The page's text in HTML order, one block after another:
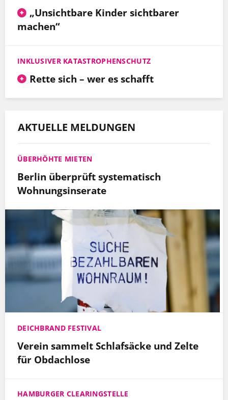
„Unsichtbare Kinder sichtbarer
machen“
INKLUSIVER KATASTROPHENSCHUTZ
Rette sich – wer es schafft
AKTUELLE MELDUNGEN
ÜBERHÖHTE MIETEN
Berlin überprüft systematisch
Wohnungsinserate
DEICHBRAND FESTIVAL
Verein sammelt Schlafsäcke und Zelte
für Obdachlose
HAMBURGER CLEARINGSTELLE